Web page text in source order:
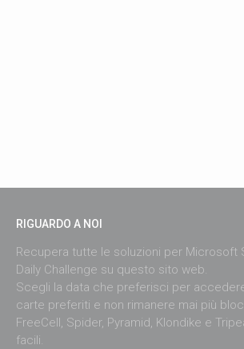
RIGUARDO A NOI
Recupera tutte le soluzioni per Microsoft
Daily Challenge su questo sito web.
Scegli la data che preferisci per
carte preferiti e non rimanere mai più
FreeCell, Spider, Pyramid, Klondike e
facili.